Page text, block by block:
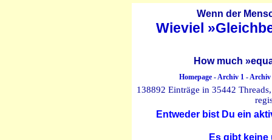
Wenn der
Wieviel
How much
Homepage-Archiv 1-Archiv
138892 Einträge in 35442
Entweder bist Du ein
Es gibt